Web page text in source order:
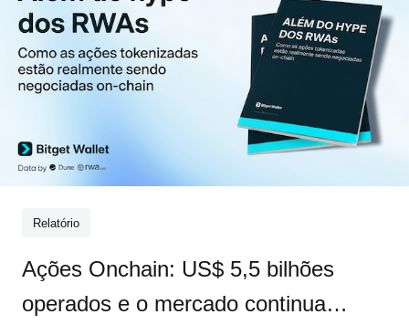
Relatório
Ações Onchain: US$ 5,5 bilhões
operados e o mercado continua